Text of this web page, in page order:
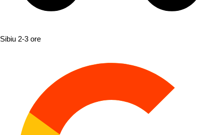
Sibiu 2-3 ore